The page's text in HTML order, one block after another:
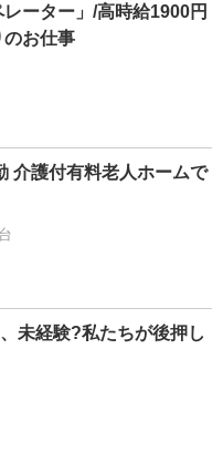
ーター」/高時給1900円
のお仕事
介護付有料老人ホームで
未経験?私たちが後押し